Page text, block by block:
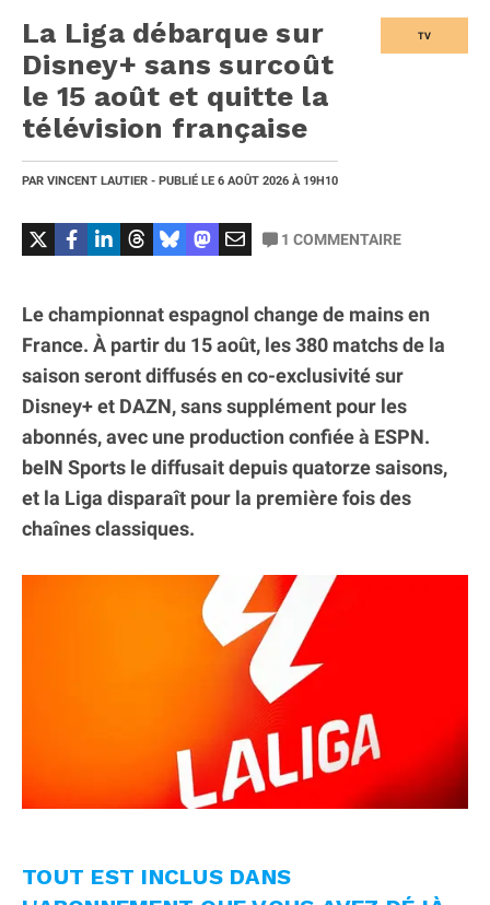
TV
La Liga débarque sur
Disney+ sans surcoût
le 15 août et quitte la
télévision française
PAR VINCENT LAUTIER - PUBLIÉ LE 6 AOÛT 2026 À 19H10
1 COMMENTAIRE
Le championnat espagnol change de mains en
France. À partir du 15 août, les 380 matchs de la
saison seront diffusés en co-exclusivité sur
Disney+ et DAZN, sans supplément pour les
abonnés, avec une production confiée à ESPN.
beIN Sports le diffusait depuis quatorze saisons,
et la Liga disparaît pour la première fois des
chaînes classiques.
TOUT EST INCLUS DANS